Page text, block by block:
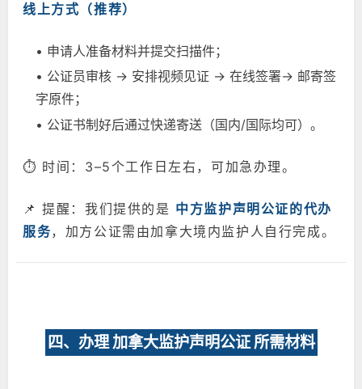
线上方式（推荐）
• 申请人准备材料并提交扫描件；
• 公证员审核 → 安排视频见证 → 在线签署→ 邮寄签
字原件；
• 公证书制好后通过快递寄送（国内/国际均可）。
⏱ 时间：3–5个工作日左右，可加急办理。
📌 提醒：我们提供的是 中方监护声明公证的代办
服务，加方公证需由加拿大境内监护人自行完成。
四、办理 加拿大监护声明公证 所需材料